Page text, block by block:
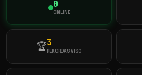
0
ONLINE
🏆3
REKORDAS VISO